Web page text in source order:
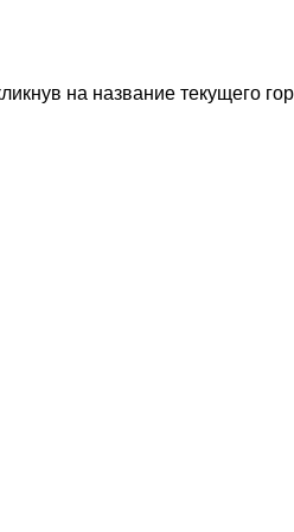
на название текущего